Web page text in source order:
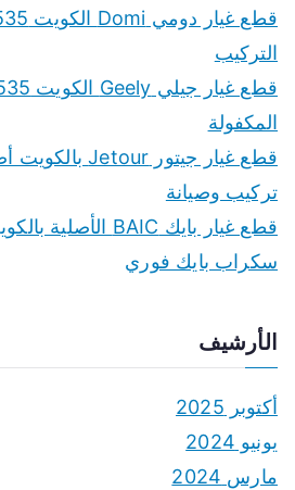
التركيب
المكفولة
تركيب وصيانة
سكراب بايك فوري
الأرشيف
أكتوبر 2025
يونيو 2024
مارس 2024